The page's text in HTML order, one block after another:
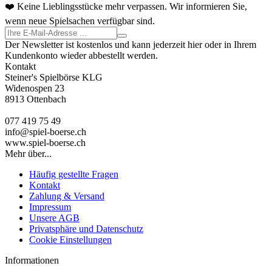
❤️ Keine Lieblingsstücke mehr verpassen. Wir informieren Sie,
wenn neue Spielsachen verfügbar sind.
Der Newsletter ist kostenlos und kann jederzeit hier oder in Ihrem
Kundenkonto wieder abbestellt werden.
Kontakt
Steiner's Spielbörse KLG
Widenospen 23
8913 Ottenbach
077 419 75 49
info@spiel-boerse.ch
www.spiel-boerse.ch
Mehr über...
Häufig gestellte Fragen
Kontakt
Zahlung & Versand
Impressum
Unsere AGB
Privatsphäre und Datenschutz
Cookie Einstellungen
Informationen